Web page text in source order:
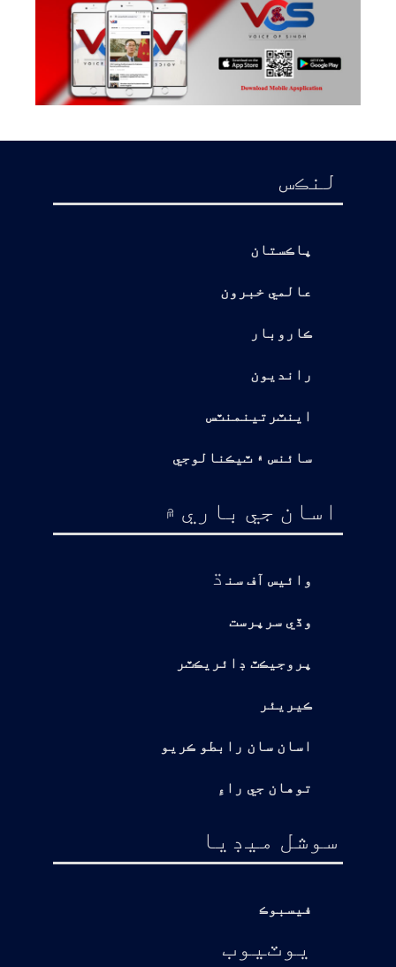
لنڪس
پاڪستان
عالمي خبرون
ڪاروبار
رانديون
اينٽرتينمنٽس
سائنس ۽ ٽيڪنالوجي
اسان جي باري ۾
وائيس آف سن ڌ
وڏي سرپرست
پروجيڪٽ ڊائريڪٽر
ڪيريئر
اسان سان رابطو ڪريو
توهان جي راءِ
سوشل ميڊيا
فيسبوڪ
يوٽيوب